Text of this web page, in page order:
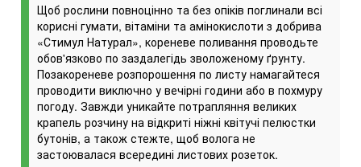
Щоб рослини повноцінно та без опіків поглинали всі
корисні гумати, вітаміни та амінокислоти з добрива
«Стимул Натурал», кореневе поливання проводьте
обов'язково по заздалегідь зволоженому ґрунту.
Позакореневе розпорошення по листу намагайтеся
проводити виключно у вечірні години або в похмуру
погоду. Завжди уникайте потрапляння великих
крапель розчину на відкриті ніжні квітучі пелюстки
бутонів, а також стежте, щоб волога не
застоювалася всередині листових розеток.